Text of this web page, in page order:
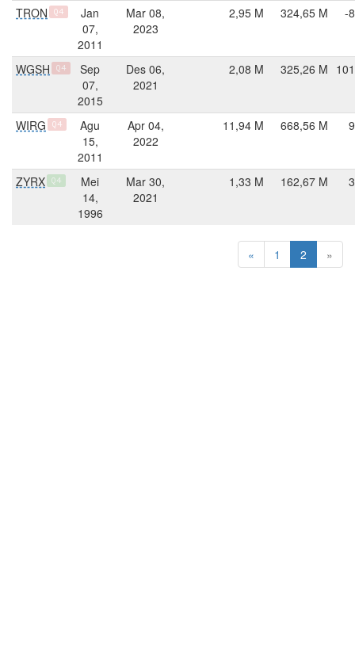
TRON Q4
Jan
07,
2011
Mar 08,
2023
2,95 M 324,65 M -
WGSH Q4
Sep
07,
2015
Des 06,
2021
2,08 M 325,26 M
WIRG Q4
Agu
15,
2011
Apr 04,
2022
11,94 M 668,56 M
ZYRX Q4
Mei
14,
1996
Mar 30,
2021
1,33 M 162,67 M
« 1 2 »